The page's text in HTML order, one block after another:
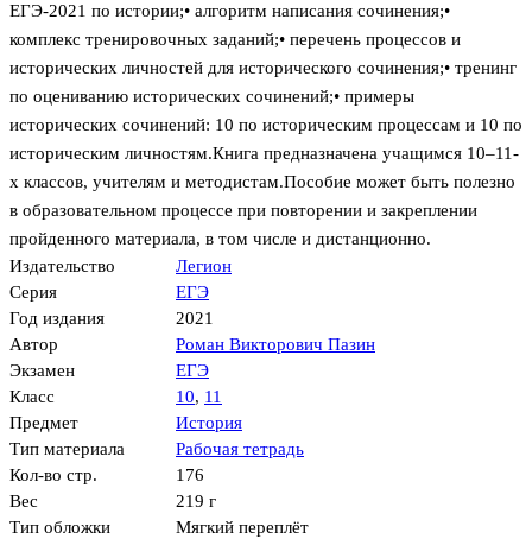
ЕГЭ-2021 по истории;• алгоритм написания сочинения;•
комплекс тренировочных заданий;• перечень процессов и
исторических личностей для исторического сочинения;• тренинг
по оцениванию исторических сочинений;• примеры
исторических сочинений: 10 по историческим процессам и 10 по
историческим личностям.Книга предназначена учащимся 10–11-
х классов, учителям и методистам.Пособие может быть полезно
в образовательном процессе при повторении и закреплении
пройденного материала, в том числе и дистанционно.
Издательство
Легион
Серия
ЕГЭ
Год издания
2021
Автор
Роман Викторович Пазин
Экзамен
ЕГЭ
Класс
10, 11
Предмет
История
Тип материала
Рабочая тетрадь
Кол-во стр.
176
Вес
219 г
Тип обложки
Мягкий переплёт